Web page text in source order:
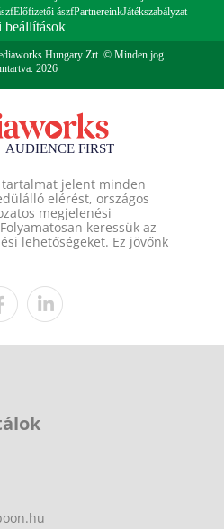
Előfizetői ászfPartnereinkJátékszabályzat
beállítások
Hungary Zrt. © Minden jog
2026
jelent minden
elérést, országos
megjelenési
keressük az
lehetőségeket. Ez jövőnk